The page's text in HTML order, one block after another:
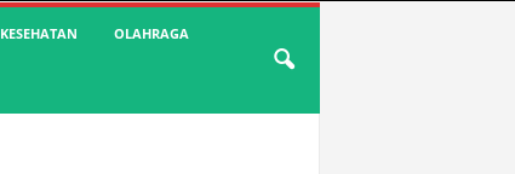
KESEHATAN OLAHRAGA